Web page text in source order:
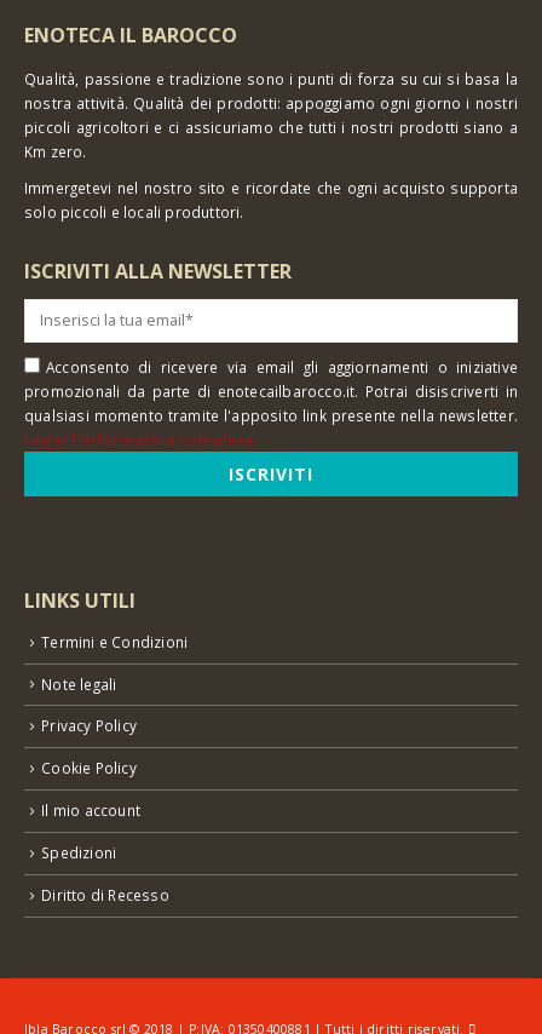
ENOTECA IL BAROCCO
Qualità, passione e tradizione sono i punti di forza su cui si basa la
nostra attività. Qualità dei prodotti: appoggiamo ogni giorno i nostri
piccoli agricoltori e ci assicuriamo che tutti i nostri prodotti siano a
Km zero.
Immergetevi nel nostro sito e ricordate che ogni acquisto supporta
solo piccoli e locali produttori.
ISCRIVITI ALLA NEWSLETTER
Acconsento di ricevere via email gli aggiornamenti o iniziative
promozionali da parte di enotecailbarocco.it. Potrai disiscriverti in
qualsiasi momento tramite l'apposito link presente nella newsletter.
Leggi l'informativa completa
LINKS UTILI
Termini e Condizioni
Note legali
Privacy Policy
Cookie Policy
Il mio account
Spedizioni
Diritto di Recesso
Ibla Barocco srl © 2018 | P:IVA: 01350400881 | Tutti i diritti riservati.